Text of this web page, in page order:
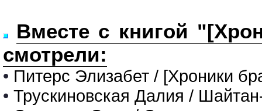
Вместе с книгой
смотрели:
• Питерс Элизабет / [Хроники
• Трускиновская Далия /